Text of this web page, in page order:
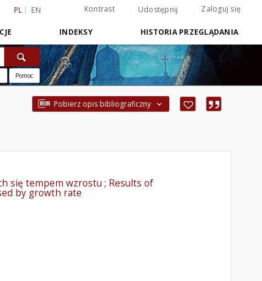
PL EN Kontrast Udostępnij Zaloguj się
INDEKSY HISTORIA PRZEGLĄDANIA
Pomoc
Pobierz opis bibliograficzny
się tempem wzrostu ; Results of
by growth rate